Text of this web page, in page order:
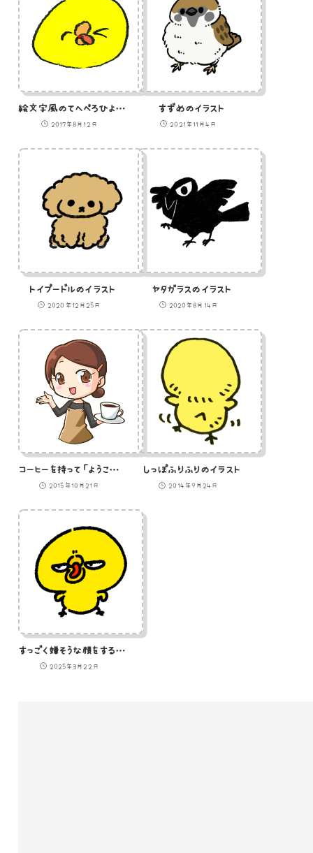
絵文字風のてへぺろひよこのイラスト
2017年8月12日
すずめのイラスト
2021年11月4日
トイプードルのイラスト
2020年12月25日
ヤタガラスのイラスト
2020年8月14日
コーヒーを持って「ようこそこちらへ」と迎える女性のイラスト
2015年10月21日
しっぽふりふりのイラスト
2014年9月24日
すっごく嫌そうな顔をするひよこ
2025年3月22日